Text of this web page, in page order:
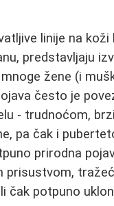
linije na
predstavljaju
žene (i
često je
- trudnoćom,
pa čak i
prirodna
prisustvom,
čak potpuno